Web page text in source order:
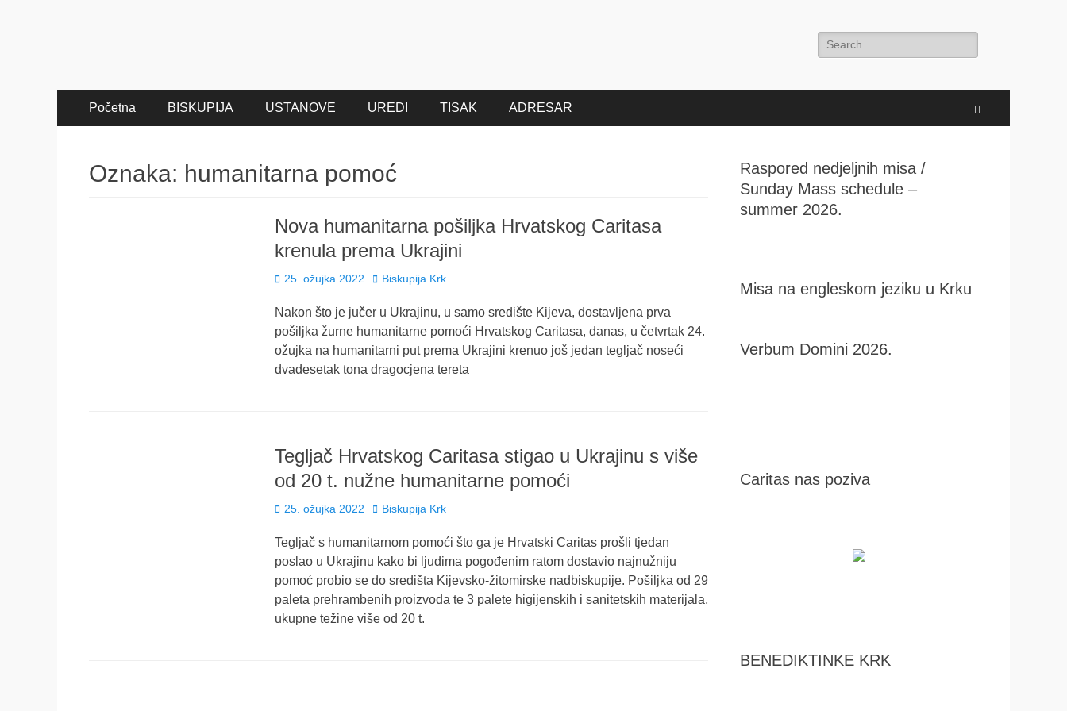
Search
for:
Primary
Menu
Početna BISKUPIJA USTANOVE UREDI TISAK ADRESAR
Oznaka: humanitarna pomoć
Nova humanitarna pošiljka Hrvatskog Caritasa
krenula prema Ukrajini
Posted
25. ožujka 2022 Author
Biskupija Krk
Nakon što je jučer u Ukrajinu, u samo središte Kijeva, dostavljena prva
pošiljka žurne humanitarne pomoći Hrvatskog Caritasa, danas, u četvrtak 24.
ožujka na humanitarni put prema Ukrajini krenuo još jedan tegljač noseći
dvadesetak tona dragocjena tereta
Tegljač Hrvatskog Caritasa stigao u Ukrajinu s više
od 20 t. nužne humanitarne pomoći
Posted
25. ožujka 2022 Author
Biskupija Krk
Tegljač s humanitarnom pomoći što ga je Hrvatski Caritas prošli tjedan
poslao u Ukrajinu kako bi ljudima pogođenim ratom dostavio najnužniju
pomoć probio se do središta Kijevsko-žitomirske nadbiskupije. Pošiljka od 29
paleta prehrambenih proizvoda te 3 palete higijenskih i sanitetskih materijala,
ukupne težine više od 20 t.
Raspored nedjeljnih misa /
Sunday Mass schedule –
summer 2026.
Misa na engleskom jeziku u Krku
Verbum Domini 2026.
Caritas nas poziva
BENEDIKTINKE KRK